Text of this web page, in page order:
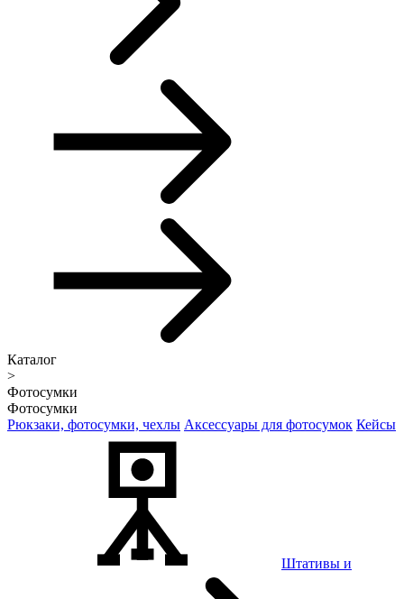
Каталог
>
Фотосумки
Фотосумки
Рюкзаки, фотосумки, чехлы Аксессуары для фотосумок Кейсы
Штативы и